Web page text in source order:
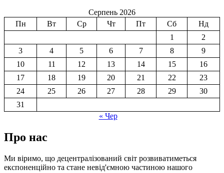
Серпень 2026
Пн
Вт Ср Чт Пт Сб
Нд
1
2
3
4 5 6 7 8
9
10
11 12 13 14 15
16
17
18 19 20 21 22
23
24
25 26 27 28 29
30
31
« Чер
Про нас
Ми віримо, що децентралізований світ розвиватиметься
експоненційно та стане невід'ємною частиною нашого